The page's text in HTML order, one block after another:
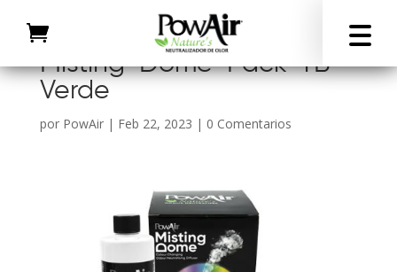
Misting-Dome-Pack-TB-
Verde
por PowAir| Feb 22, 2023 | 0 Comentarios